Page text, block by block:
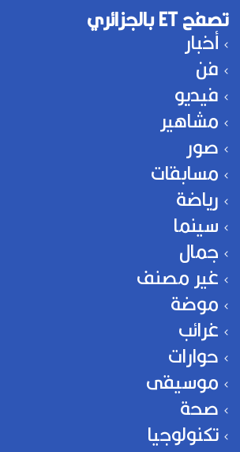
تصفح ET بالجزائري
أخبار
فن
فيديو
مشاهير
صور
مسابقات
رياضة
سينما
جمال
غير مصنف
موضة
غرائب
حوارات
موسيقى
صحة
تكنولوجيا